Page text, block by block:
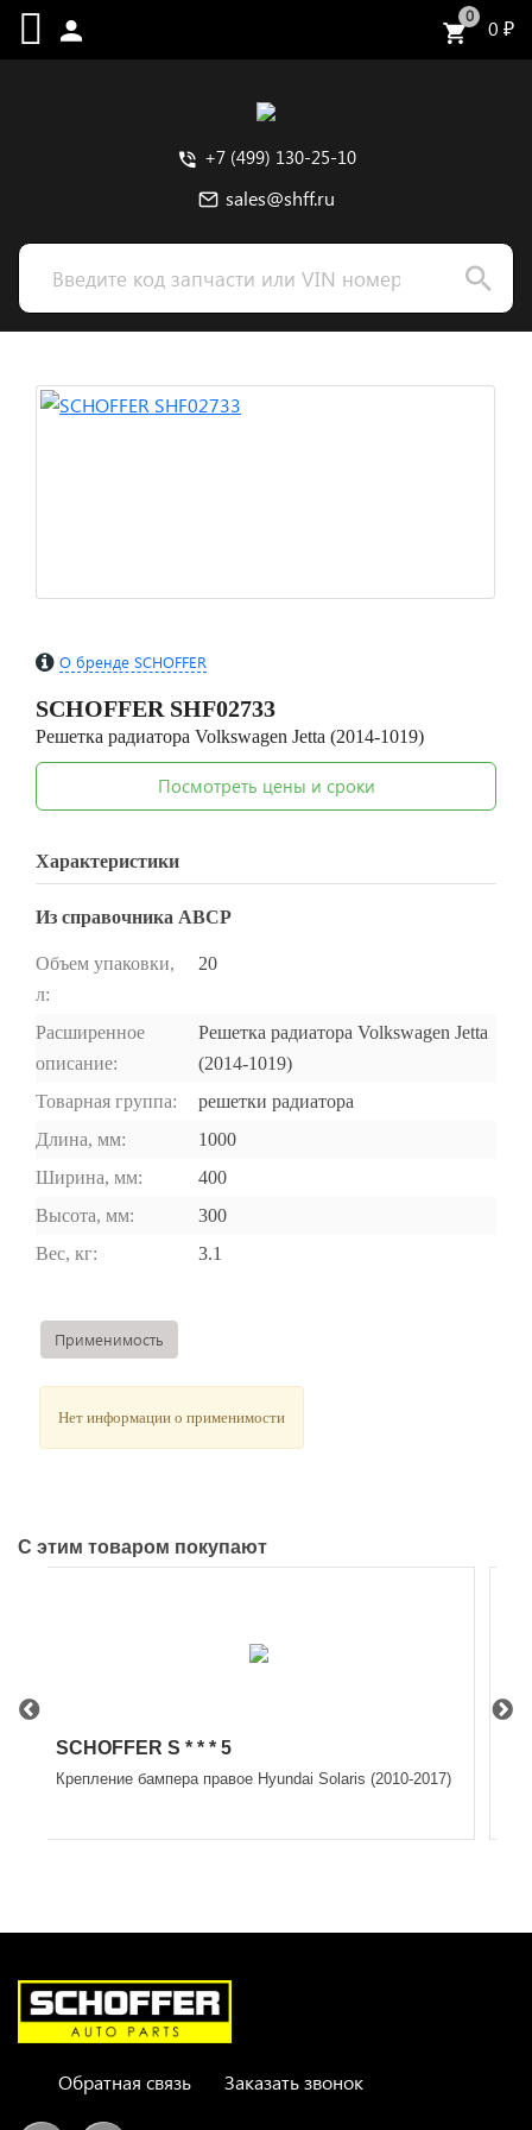
0
0 ₽
+7 (499) 130-25-10
sales@shff.ru
О бренде SCHOFFER
SCHOFFER SHF02733
Решетка радиатора Volkswagen Jetta (2014-1019)
Посмотреть цены и сроки
Характеристики
Из справочника ABCP
Объем упаковки,
л:
20
Расширенное
описание:
Решетка радиатора Volkswagen Jetta
(2014-1019)
Товарная группа:
решетки радиатора
Длина, мм:
1000
Ширина, мм:
400
Высота, мм:
300
Вес, кг:
3.1
Применимость
Нет информации о применимости
С этим товаром покупают
SCHOFFER S * * * 5
Крепление бампера правое Hyundai Solaris (2010-2017)
Обратная связь Заказать звонок